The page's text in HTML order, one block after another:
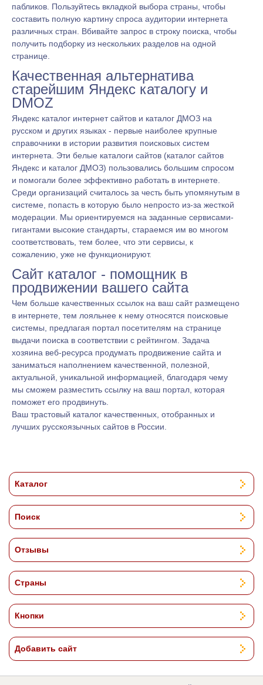
пабликов. Пользуйтесь вкладкой выбора страны, чтобы
составить полную картину спроса аудитории интернета
различных стран. Вбивайте запрос в строку поиска, чтобы
получить подборку из нескольких разделов на одной
странице.
Качественная альтернатива
старейшим Яндекс каталогу и
DMOZ
Яндекс каталог интернет сайтов и каталог ДМОЗ на
русском и других языках - первые наиболее крупные
справочники в истории развития поисковых систем
интернета. Эти белые каталоги сайтов (каталог сайтов
Яндекс и каталог ДМОЗ) пользовались большим спросом
и помогали более эффективно работать в интернете.
Среди организаций считалось за честь быть упомянутым в
системе, попасть в которую было непросто из-за жесткой
модерации. Мы ориентируемся на заданные сервисами-
гигантами высокие стандарты, стараемся им во многом
соответствовать, тем более, что эти сервисы, к
сожалению, уже не функционируют.
Сайт каталог - помощник в
продвижении вашего сайта
Чем больше качественных ссылок на ваш сайт размещено
в интернете, тем лояльнее к нему относятся поисковые
системы, предлагая портал посетителям на странице
выдачи поиска в соответствии с рейтингом. Задача
хозяина веб-ресурса продумать продвижение сайта и
заниматься наполнением качественной, полезной,
актуальной, уникальной информацией, благодаря чему
мы сможем разместить ссылку на ваш портал, которая
поможет его продвинуть.
Ваш трастовый каталог качественных, отобранных и
лучших русскоязычных сайтов в России.
Каталог
Поиск
Отзывы
Страны
Кнопки
Добавить сайт